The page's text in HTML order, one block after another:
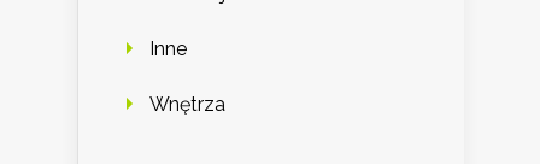
Inne
Wnętrza